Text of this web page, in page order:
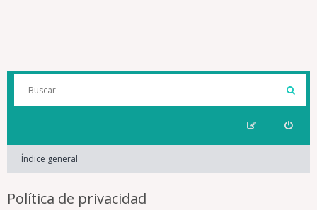
Índice general
Política de privacidad